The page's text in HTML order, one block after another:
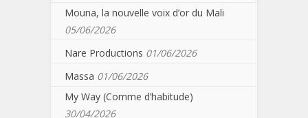
Mouna, la nouvelle voix d’or du Mali
05/06/2026
Nare Productions 01/06/2026
Massa 01/06/2026
My Way (Comme d’habitude)
30/04/2026